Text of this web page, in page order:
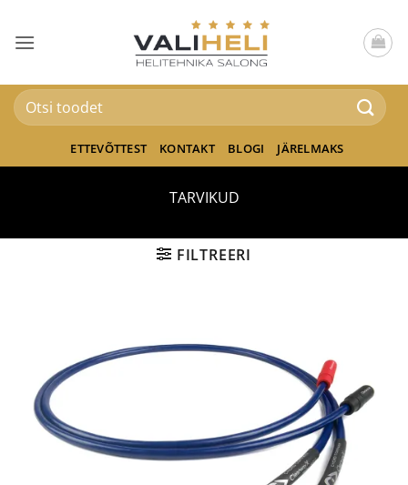
content
Otsi:
ETTEVÕTTEST KONTAKT BLOGI JÄRELMAKS
TARVIKUD
FILTREERI